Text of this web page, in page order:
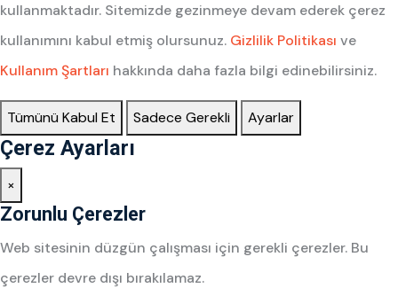
kullanmaktadır. Sitemizde gezinmeye devam ederek çerez
kullanımını kabul etmiş olursunuz. Gizlilik Politikası ve
Kullanım Şartları hakkında daha fazla bilgi edinebilirsiniz.
Tümünü Kabul Et Sadece Gerekli Ayarlar
Çerez Ayarları
×
Zorunlu Çerezler
Web sitesinin düzgün çalışması için gerekli çerezler. Bu
çerezler devre dışı bırakılamaz.